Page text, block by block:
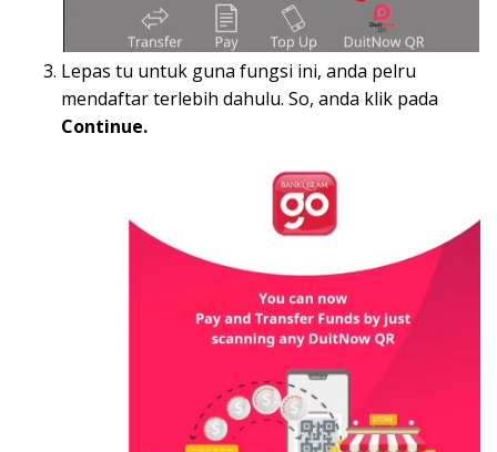
Lepas tu untuk guna fungsi ini, anda pelru
mendaftar terlebih dahulu. So, anda klik pada
Continue.